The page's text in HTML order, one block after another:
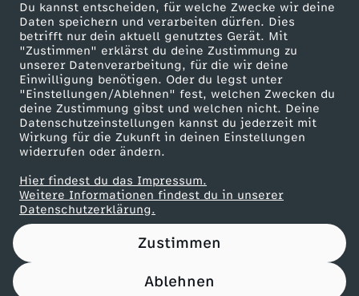
Du kannst entscheiden, für welche Zwecke wir deine
Daten speichern und verarbeiten dürfen. Dies
betrifft nur dein aktuell genutztes Gerät. Mit
"Zustimmen" erklärst du deine Zustimmung zu
unserer Datenverarbeitung, für die wir deine
Einwilligung benötigen. Oder du legst unter
"Einstellungen/Ablehnen" fest, welchen Zwecken du
deine Zustimmung gibst und welchen nicht. Deine
Datenschutzeinstellungen kannst du jederzeit mit
Wirkung für die Zukunft in deinen Einstellungen
widerrufen oder ändern.
Hier findest du das Impressum.
Weitere Informationen findest du in unserer
Datenschutzerklärung.
Zustimmen
Ablehnen
ZDF goes Schule
Werbefernsehen
Mainzelmännchen
Partner
Nutzungsbedingungen